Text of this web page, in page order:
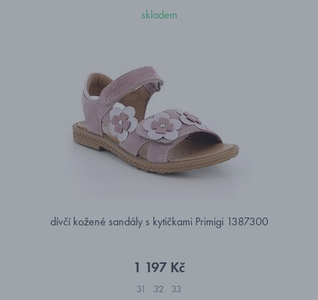
skladem
dívčí kožené sandály s kytičkami Primigi 1387300
1 197 Kč
31 32 33